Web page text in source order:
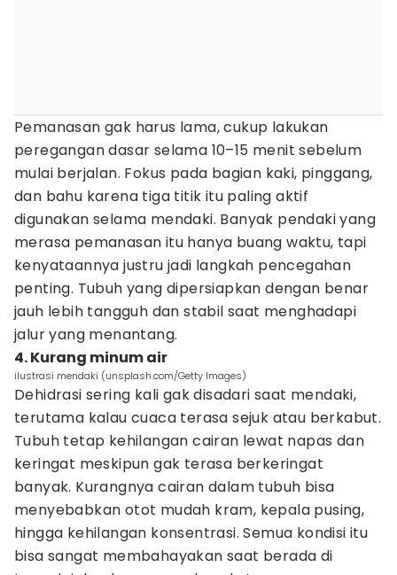
Pemanasan gak harus lama, cukup lakukan
peregangan dasar selama 10–15 menit sebelum
mulai berjalan. Fokus pada bagian kaki, pinggang,
dan bahu karena tiga titik itu paling aktif
digunakan selama mendaki. Banyak pendaki yang
merasa pemanasan itu hanya buang waktu, tapi
kenyataannya justru jadi langkah pencegahan
penting. Tubuh yang dipersiapkan dengan benar
jauh lebih tangguh dan stabil saat menghadapi
jalur yang menantang.
4. Kurang minum air
ilustrasi mendaki (unsplash.com/Getty Images)
Dehidrasi sering kali gak disadari saat mendaki,
terutama kalau cuaca terasa sejuk atau berkabut.
Tubuh tetap kehilangan cairan lewat napas dan
keringat meskipun gak terasa berkeringat
banyak. Kurangnya cairan dalam tubuh bisa
menyebabkan otot mudah kram, kepala pusing,
hingga kehilangan konsentrasi. Semua kondisi itu
bisa sangat membahayakan saat berada di